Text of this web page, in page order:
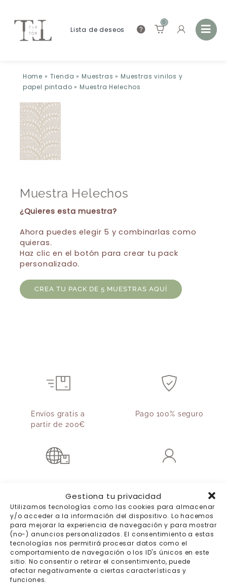
Gestiona tu privacidad
Utilizamos tecnologías como las cookies para almacenar
y/o acceder a la información del dispositivo. Lo hacemos
para mejorar la experiencia de navegación y para mostrar
(no-) anuncios personalizados. El consentimiento a estas
tecnologías nos permitirá procesar datos como el
comportamiento de navegación o los ID's únicos en este
sitio. No consentir o retirar el consentimiento, puede
afectar negativamente a ciertas características y
funciones.
Lista de deseos
0
Home » Tienda » Muestras » Muestras vinilos y
papel pintado » Muestra Helechos
Muestra Helechos
¿Quieres esta muestra?
Ahora puedes elegir 5 y combinarlas como
quieras.
Haz clic en el botón para crear tu pack
personalizado.
CREA TU PACK DE 5 MUESTRAS AQUÍ
Envíos gratis a
partir de 200€
Pago 100% seguro
mundo
Destinos y precios
aquí